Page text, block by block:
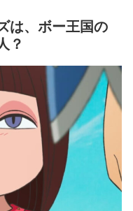
は、ボー王国の
？